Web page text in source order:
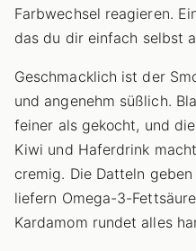
Farbwechsel reagieren.
das du dir einfach selbst
Geschmacklich ist der
und angenehm süßlich.
feiner als gekocht, und
Kiwi und Haferdrink
cremig. Die Datteln
liefern Omega-3-
Kardamom rundet alles